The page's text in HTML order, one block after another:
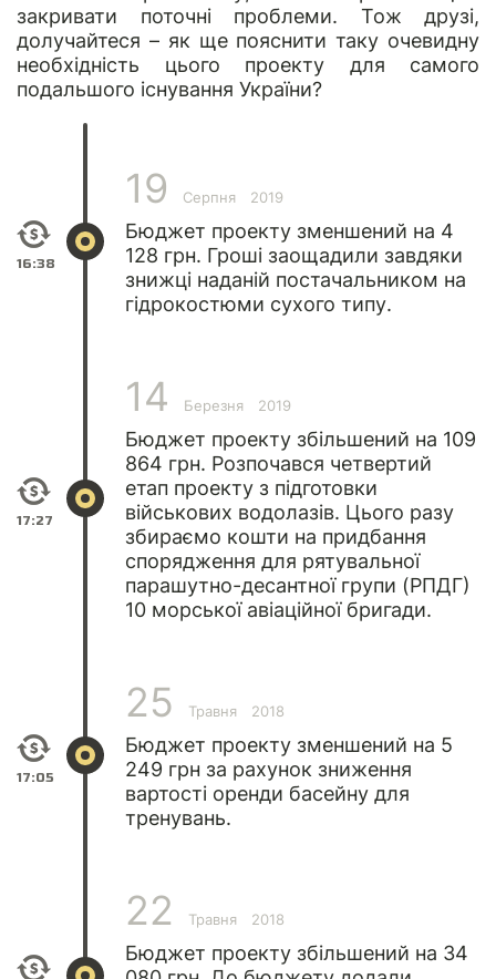
закривати поточні проблеми. Тож друзі,
долучайтеся – як ще пояснити таку очевидну
необхідність цього проекту для самого
подальшого існування України?
16:38
19 Серпня 2019
Бюджет проекту зменшений на 4
128 грн. Гроші заощадили завдяки
знижці наданій постачальником на
гідрокостюми сухого типу.
17:27
14 Березня 2019
Бюджет проекту збільшений на 109
864 грн. Розпочався четвертий
етап проекту з підготовки
військових водолазів. Цього разу
збираємо кошти на придбання
спорядження для рятувальної
парашутно-десантної групи (РПДГ)
10 морської авіаційної бригади.
17:05
25 Травня 2018
Бюджет проекту зменшений на 5
249 грн за рахунок зниження
вартості оренди басейну для
тренувань.
22 Травня 2018
Бюджет проекту збільшений на 34